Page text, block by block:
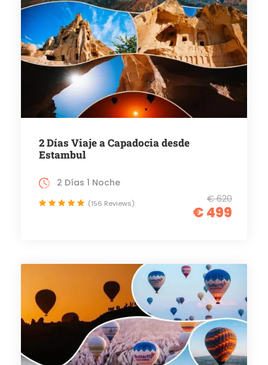
2 Días Viaje a Capadocia desde
Estambul
€ 620
€ 499
2 Días 1 Noche
(156 Reviews)